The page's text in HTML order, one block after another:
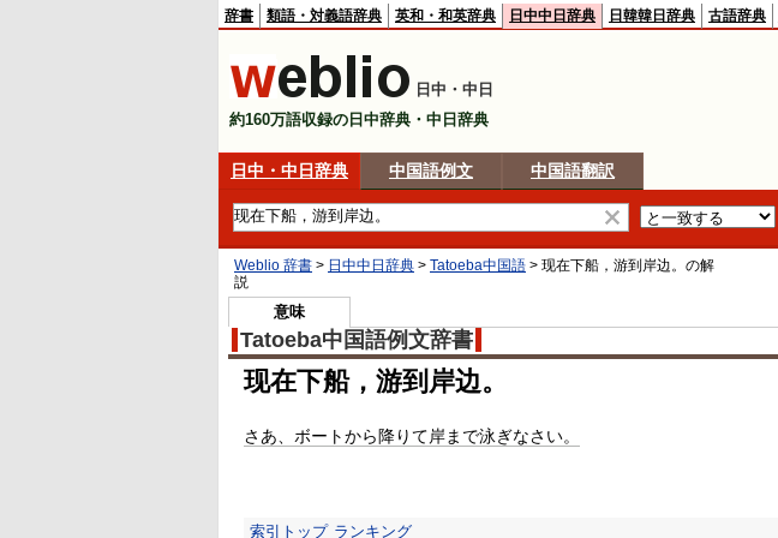
辞書 類語・対義語辞典 英和・和英辞典 日中中日辞典 日韓韓日辞典 古語辞典
日中・中日
約160万語収録の日中辞典・中日辞典
日中・中日辞典 中国語例文 中国語翻訳
Weblio 辞書 > 日中中日辞典 > Tatoeba中国語 > 现在下船，游到岸边。 の解
説
意味
Tatoeba中国語例文辞書
现在下船，游到岸边。
さあ、ボートから降りて岸まで泳ぎなさい。
索引トップ ランキング